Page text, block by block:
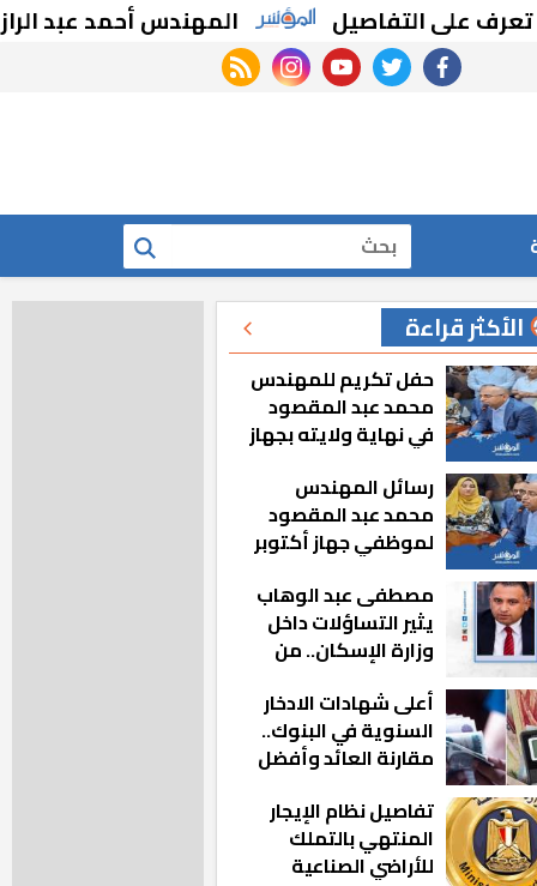
التفاصيل المهندس أحمد عبد الرازق:
facebook
twitter
youtube
instagram
rss feed
بحث
الأكثر قراءة
حفل تكريم للمهندس
محمد عبد المقصود
في نهاية ولايته بجهاز
رسائل المهندس
محمد عبد المقصود
لموظفي جهاز أكتوبر
مشيت والمدينة
رجعت للخلف»
مصطفى عبد الوهاب
يثير التساؤلات داخل
وزارة الإسكان.. من
المناصب؟
أعلى شهادات الادخار
السنوية في البنوك..
مقارنة العائد وأفضل
تفاصيل نظام الإيجار
المنتهي بالتملك
للأراضي الصناعية